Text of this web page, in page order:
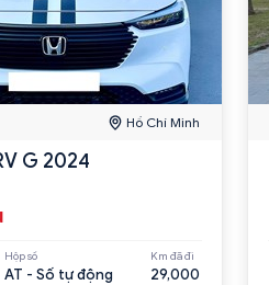
Hồ Chí Minh
G 2024
Hộp số
AT - Số tự động
Km đã đi
29,000